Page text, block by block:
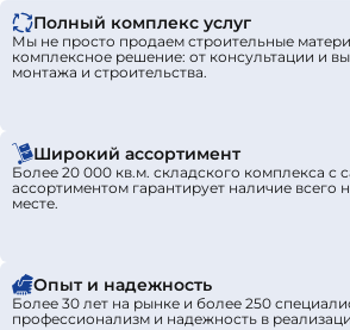
Полный комплекс услуг
Мы не просто продаем строительные
комплексное решение: от консультации и
монтажа и строительства.
Широкий ассортимент
Более 20 000 кв.м. складского комплекса
ассортиментом гарантирует наличие всего
месте.
Опыт и надежность
Более 30 лет на рынке и более 250
профессионализм и надежность в